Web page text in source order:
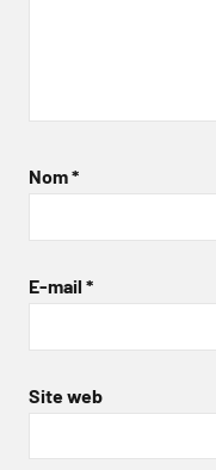
Nom*
E-mail *
Site web